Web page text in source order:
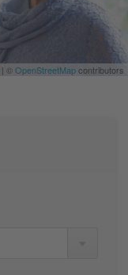
| ©OpenStreetMapcontributors